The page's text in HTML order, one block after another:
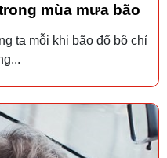
mùa mưa bão
ta mỗi khi bão đổ bộ chỉ